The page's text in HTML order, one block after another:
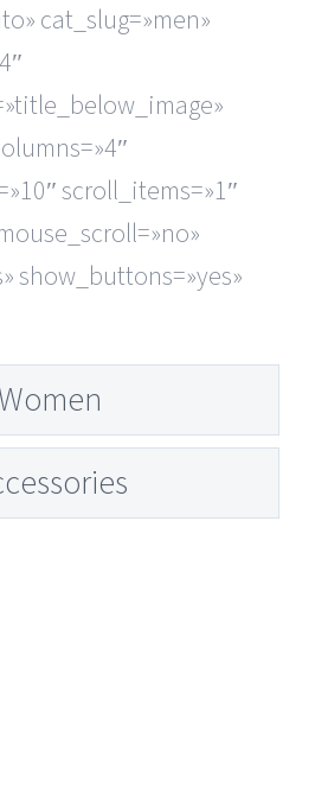
cat_slug=»men»
scroll_items=»1″
show_buttons=»yes»
Women